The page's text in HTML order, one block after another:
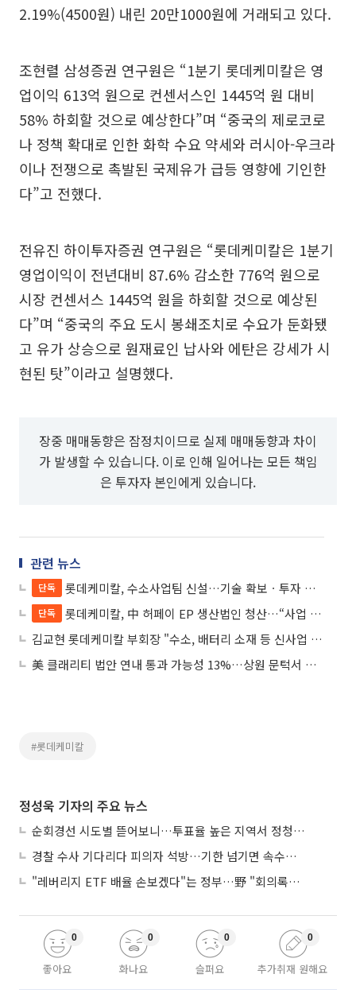
2.19%(4500원) 내린 20만1000원에 거래되고 있다.
조현렬 삼성증권 연구원은 “1분기 롯데케미칼은 영
업이익 613억 원으로 컨센서스인 1445억 원 대비
58% 하회할 것으로 예상한다”며 “중국의 제로코로
나 정책 확대로 인한 화학 수요 약세와 러시아-우크라
이나 전쟁으로 촉발된 국제유가 급등 영향에 기인한
다”고 전했다.
전유진 하이투자증권 연구원은 “롯데케미칼은 1분기
영업이익이 전년대비 87.6% 감소한 776억 원으로
시장 컨센서스 1445억 원을 하회할 것으로 예상된
다”며 “중국의 주요 도시 봉쇄조치로 수요가 둔화됐
고 유가 상승으로 원재료인 납사와 에탄은 강세가 시
현된 탓”이라고 설명했다.
장중 매매동향은 잠정치이므로 실제 매매동향과 차이
가 발생할 수 있습니다. 이로 인해 일어나는 모든 책임
은 투자자 본인에게 있습니다.
관련 뉴스
단독 롯데케미칼, 수소사업팀 신설…기술 확보ㆍ투자 본격화
단독
롯데케미칼, 中 허페이 EP 생산법인 청산…“사업 효율화”
김교현 롯데케미칼 부회장 "수소, 배터리 소재 등 신사업 육성할 것"
美 클래리티 법안 연내 통과 가능성 13%…상원 문턱서 제동
#롯데케미칼
정성욱 기자의 주요 뉴스
순회경선 시도별 뜯어보니…투표율 높은 지역서 정청래 강세
경찰 수사 기다리다 피의자 석방…기한 넘기면 속수무책
"레버리지 ETF 배율 손보겠다"는 정부…野 "회의록부터 내놔야"
좋아요
0
화나요
0
슬퍼요
0
추가취재 원해요
0